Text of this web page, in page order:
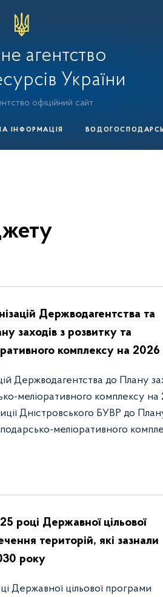
агентство
України
офіційний сайт
ІНФОРМАЦІЯ
Держводагентства та
заходів з розвитку та
комплексу на 2026
Держводагентства до Плану
меліоративного комплексу на
Дністровського БУВР до
меліоративного
році Державної цільової
територій, які зазнали
року
Державної цільової програми